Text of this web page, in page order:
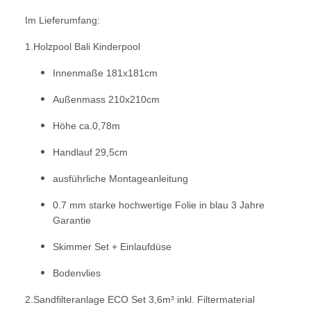
Im Lieferumfang:
1.Holzpool Bali Kinderpool
Innenmaße 181x181cm
Außenmass 210x210cm
Höhe ca.0,78m
Handlauf 29,5cm
ausführliche Montageanleitung
0.7 mm starke hochwertige Folie in blau 3 Jahre
Garantie
Skimmer Set + Einlaufdüse
Bodenvlies
2.Sandfilteranlage ECO Set 3,6m³ inkl. Filtermaterial